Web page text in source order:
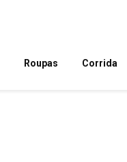
Roupas Corrida